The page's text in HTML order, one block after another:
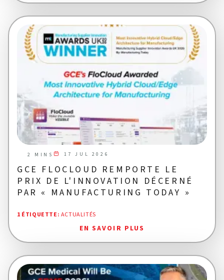
GCE FLOCLOUD REMPORTE LE
PRIX DE L'INNOVATION DÉCERNÉ
PAR « MANUFACTURING TODAY »
2 MINS 17 JUL 2026
1 ÉTIQUETTE: ACTUALITÉS
EN SAVOIR PLUS